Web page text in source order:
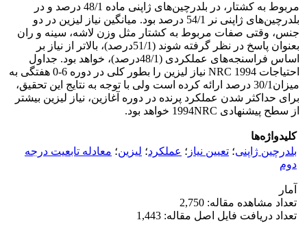
مربوط به کشتار، در بلدرچین‌های ژاپنی ماده 48/1 درصد و در
بلدرچین‌های ژاپنی نر 54/1 درصد بود. میانگین نیاز لیزین در دو
جنس، وقتی صفات مربوط به کشتار مثل وزن لاشه، سینه و ران
بعنوان پاسخ در نظر گرفته شوند (51/1درصد)، بالاتر از نیاز بر
اساس فراسنجه‌های عملکردی (48/1درصد)، خواهد بود. جداول
احتیاجات 1994 NRC نیاز لیزین را بطور کلی در دوره 6-0 هفتگی به
میزان30/1 درصد ارائه کرده است ولی با توجه به نتایج این تحقیق،
برای حداکثر شدن عملکرد پرنده در دوره آغازین، نیاز لیزین بیشتر
از سطح پیشنهادی 1994NRC خواهد بود.
کلیدواژه‌ها
بلدرچین ژاپنی؛ تعیین نیاز ؛ عملکرد؛ لیزین؛ معادله تابعیت درجه
دوم
آمار
تعداد مشاهده مقاله: 2,750
تعداد دریافت فایل اصل مقاله: 1,443